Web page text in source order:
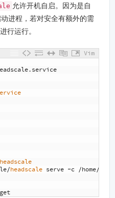
允许开机自启。因为是自
动进程，若对安全有额外的需
行运行。
Vim
.service
headscale
/headscale serve -c /home/